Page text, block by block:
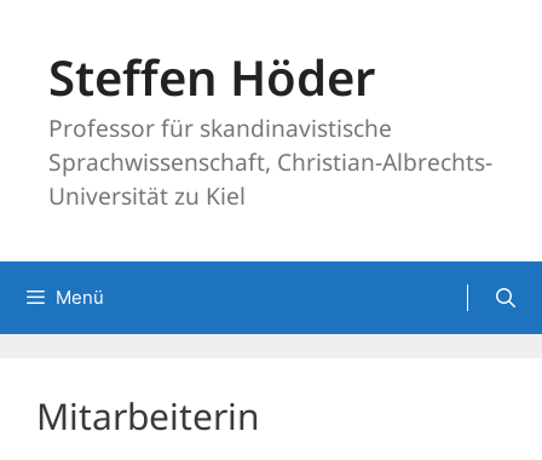
springenSteffen Höder
Professor für skandinavistische
Sprachwissenschaft, Christian-Albrechts-
Universität zu Kiel
Menü
Mitarbeiterin